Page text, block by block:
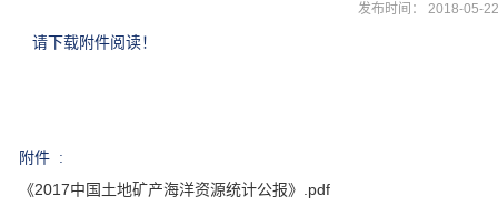
发布时间： 2018-05-
请下载附件阅读！
附件 :
《2017中国土地矿产海洋资源统计公报》.pdf